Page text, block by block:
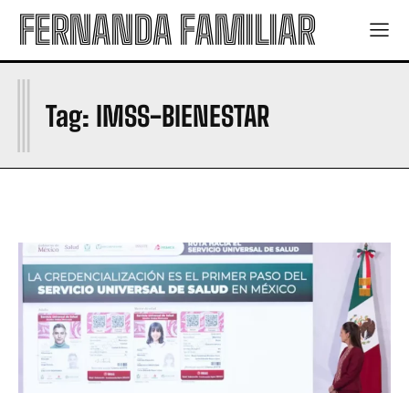
FERNANDA FAMILIAR
Tag: IMSS-BIENESTAR
I